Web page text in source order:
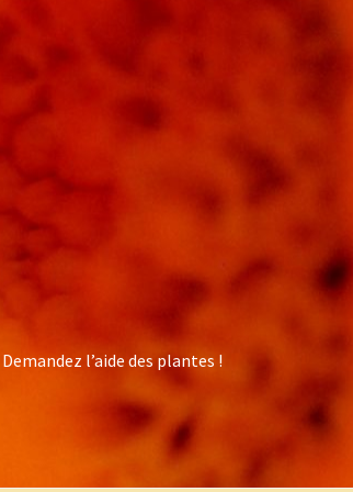
Demandez l’aide des plantes !